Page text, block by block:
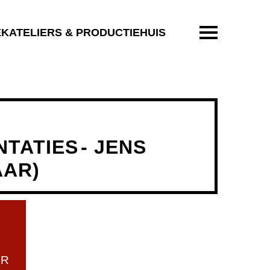
& PRODUCTIEHUIS ENTER OM
- JENS